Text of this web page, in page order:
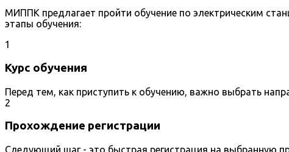
МИППК предлагает пройти обучение по электрическим
этапы обучения:
1
Курс обучения
Перед тем, как приступить к обучению, важно выбрать
2
Прохождение регистрации
Следующий шаг - это быстрая регистрация на выбранную